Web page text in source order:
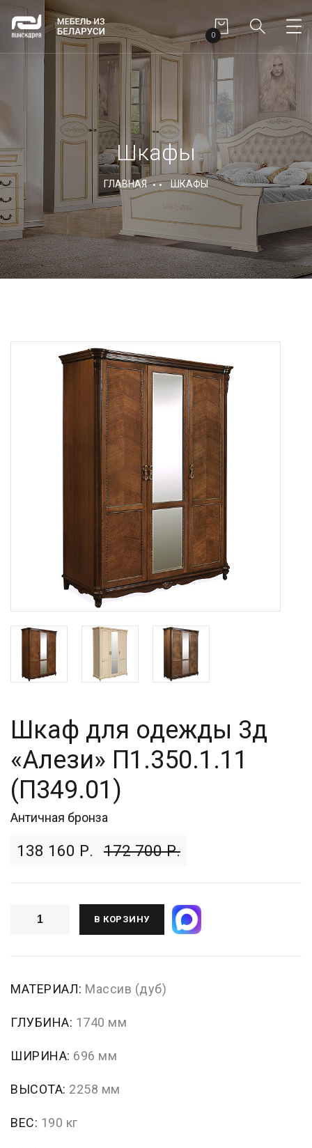
0
Шкафы
ГЛАВНАЯ ШКАФЫ
Шкаф для одежды 3д
«Алези» П1.350.1.11
(П349.01)
Античная бронза
138 160 Р. 172 700 Р.
В КОРЗИНУ
МАТЕРИАЛ: Массив (дуб)
ГЛУБИНА: 1740 мм
ШИРИНА: 696 мм
ВЫСОТА: 2258 мм
ВЕС: 190 кг